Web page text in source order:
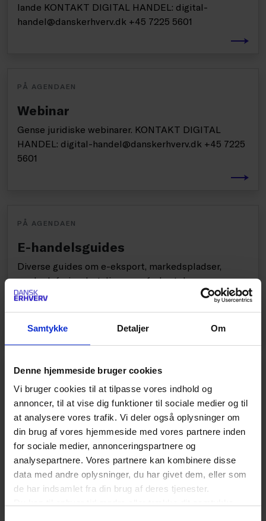
Samtykke Detaljer Om
Denne hjemmeside bruger cookies
Vi bruger cookies til at tilpasse vores indhold og
annoncer, til at vise dig funktioner til sociale medier og til
at analysere vores trafik. Vi deler også oplysninger om
din brug af vores hjemmeside med vores partnere inden
for sociale medier, annonceringspartnere og
analysepartnere. Vores partnere kan kombinere disse
data med andre oplysninger, du har givet dem, eller som
de har indsamlet fra din brug af deres tjenester.
lande KONTAKT DIGITAL HANDEL: digital-
handel@danskerhverv.dk +45 7225 5601
PÅ AGENDAEN
Webinar
Gense juridiske webinarer. KONTAKT DIGITAL
HANDEL: digital-handel@danskerhverv.dk +45 7225
5601
PÅ AGENDAEN
E-handelsguides
Diverse guides om e-eksport, markedspladser,
markedsføring, betalinger og forkortelser.
KONTAKT: digital-handel@danskerhverv.dk +45
PÅ AGENDAEN
Netværk
Sammen er vi stærkere - se mulighederne for at
udveksle erfaringer. Bliv medlem af et netværk, og
få professionel sparring, personlig udvikling og et
stærkt fagligt netværk! Det er gratis at deltage som
medlem af Dansk Erhverv.